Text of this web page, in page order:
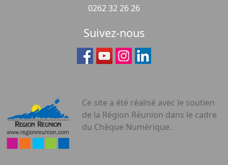
0262 32 26 26
Suivez-nous
Ce site a été réalisé avec le soutien
de la Région Réunion dans le cadre
du Chèque Numérique.